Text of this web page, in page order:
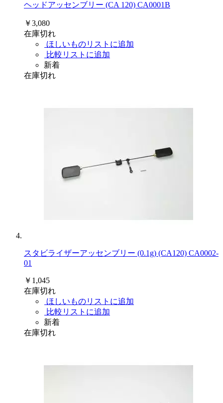
ヘッドアッセンブリー (CA 120) CA0001B
￥3,080
在庫切れ
ほしいものリストに追加
比較リストに追加
新着
在庫切れ
スタビライザーアッセンブリー (0.1g) (CA120) CA0002-
01
￥1,045
在庫切れ
ほしいものリストに追加
比較リストに追加
新着
在庫切れ